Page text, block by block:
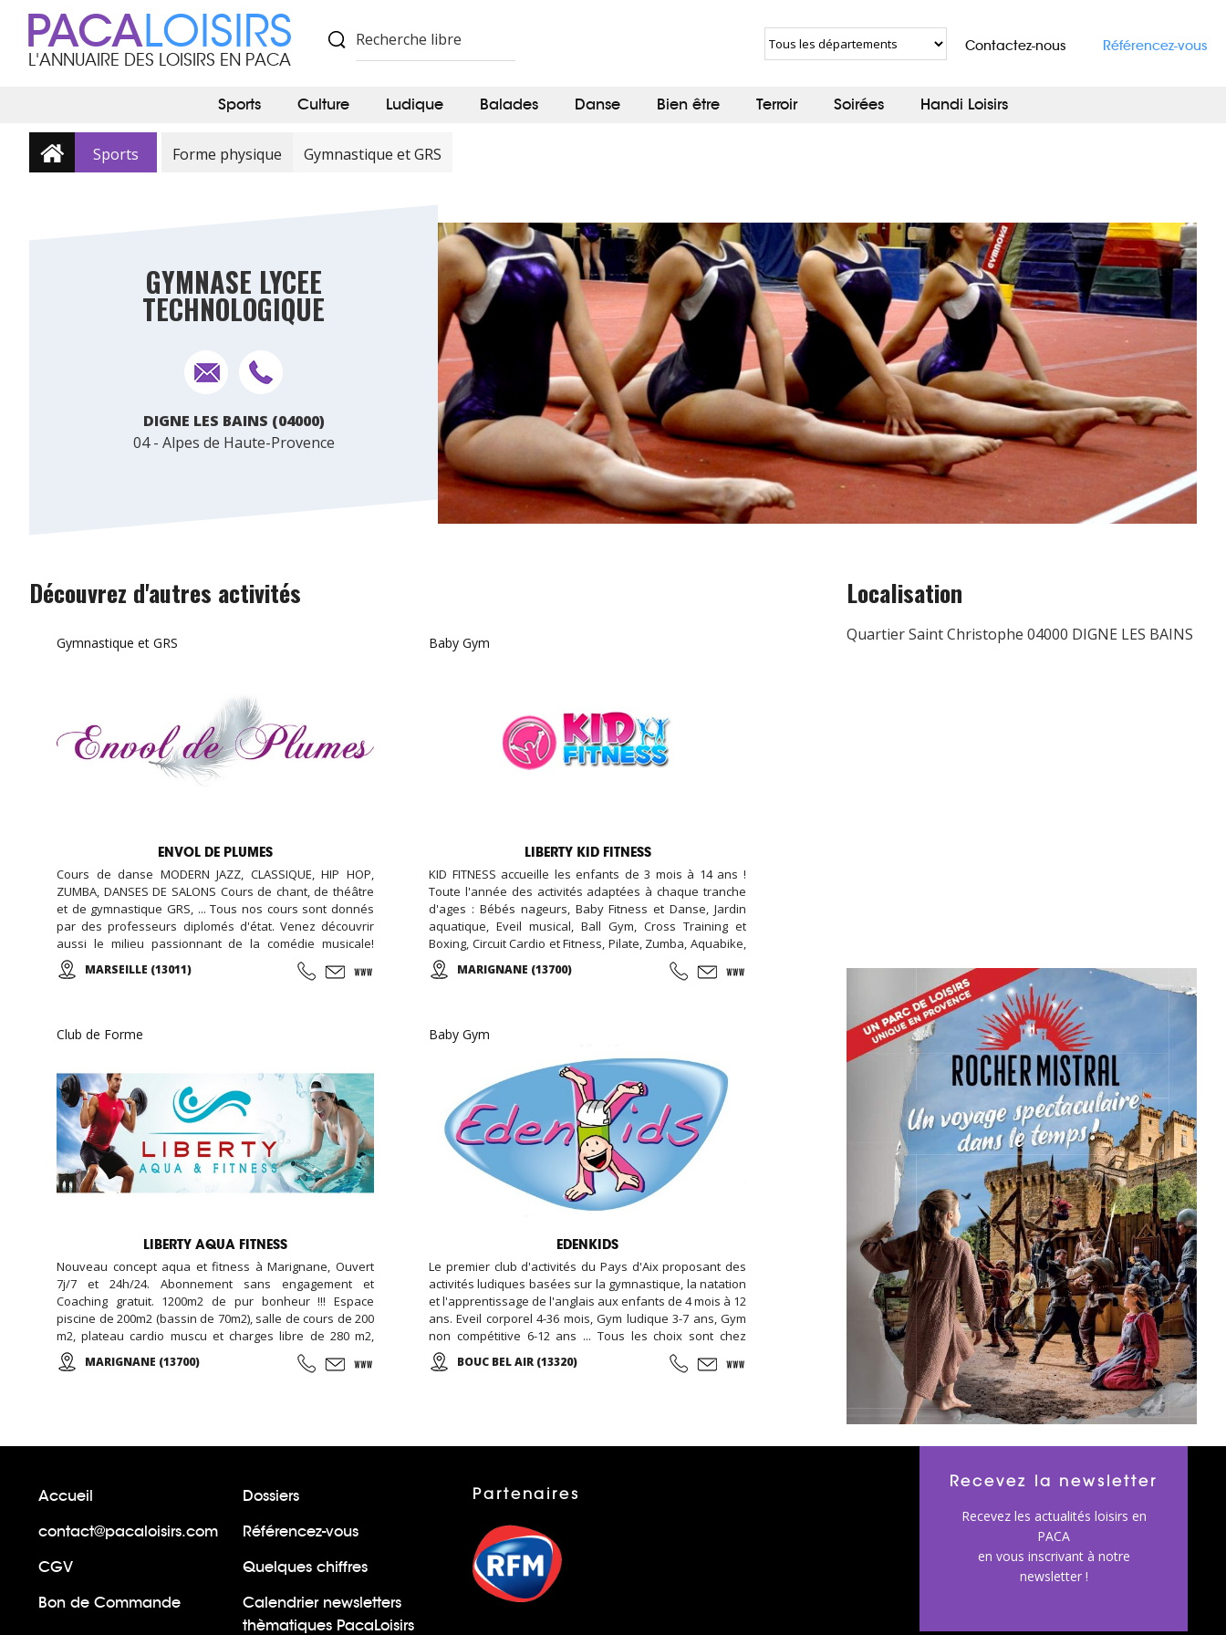
PACALOISIRS
L'ANNUAIRE DES LOISIRS EN PACA
Contactez-nous Référencez-vous
Sports Culture Ludique Balades Danse Bien être Terroir Soirées Handi Loisirs
Sports Forme physique Gymnastique et GRS
GYMNASE LYCEE
TECHNOLOGIQUE
DIGNE LES BAINS (04000)
04 - Alpes de Haute-Provence
Découvrez d'autres activités
Gymnastique et GRS
ENVOL DE PLUMES
Cours de danse MODERN JAZZ, CLASSIQUE, HIP HOP,
ZUMBA, DANSES DE SALONS Cours de chant, de théâtre
et de gymnastique GRS, ... Tous nos cours sont donnés
par des professeurs diplomés d'état. Venez découvrir
aussi le milieu passionnant de la comédie musicale!
Enfants, Ados et Adultes. Stages vacances,
Anniversaires, ... Cours d'essai offert !
MARSEILLE (13011)
Baby Gym
LIBERTY KID FITNESS
KID FITNESS accueille les enfants de 3 mois à 14 ans !
Toute l'année des activités adaptées à chaque tranche
d'ages : Bébés nageurs, Baby Fitness et Danse, Jardin
aquatique, Eveil musical, Ball Gym, Cross Training et
Boxing, Circuit Cardio et Fitness, Pilate, Zumba, Aquabike,
Step, ... Des Stages Sportifs pendant les vacances, des
Garderies Sportives qui suivent les rythmes scolaires,...
MARIGNANE (13700)
Club de Forme
LIBERTY AQUA FITNESS
Nouveau concept aqua et fitness à Marignane, Ouvert
7j/7 et 24h/24. Abonnement sans engagement et
Coaching gratuit. 1200m2 de pur bonheur !!! Espace
piscine de 200m2 (bassin de 70m2), salle de cours de 200
m2, plateau cardio muscu et charges libre de 280 m2,
salle de RPM de 80 m2, salle de cross training de 120m2,
espace garderie enfant de 100m2, espace bar et détente
MARIGNANE (13700)
Baby Gym
EDENKIDS
Le premier club d'activités du Pays d'Aix proposant des
activités ludiques basées sur la gymnastique, la natation
et l'apprentissage de l'anglais aux enfants de 4 mois à 12
ans. Eveil corporel 4-36 mois, Gym ludique 3-7 ans, Gym
non compétitive 6-12 ans ... Tous les choix sont chez
EDENKIDS !
BOUC BEL AIR (13320)
Localisation
Quartier Saint Christophe 04000 DIGNE LES BAINS
Accueil
Dossiers
contact@pacaloisirs.com
Référencez-vous
CGV
Quelques chiffres
Bon de Commande
Calendrier newsletters
thèmatiques PacaLoisirs
Partenaires
Recevez la newsletter
Recevez les actualités loisirs en
PACA
en vous inscrivant à notre
newsletter !